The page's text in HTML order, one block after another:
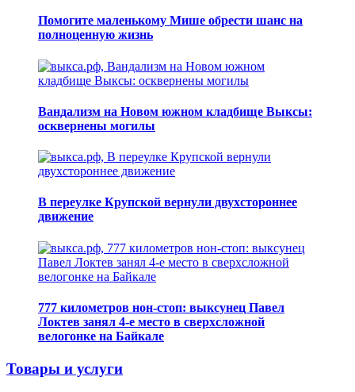
Помогите маленькому Мише обрести шанс на
полноценную жизнь
Вандализм на Новом южном кладбище Выксы:
осквернены могилы
В переулке Крупской вернули двухстороннее
движение
777 километров нон-стоп: выксунец Павел
Локтев занял 4-е место в сверхсложной
велогонке на Байкале
Товары и услуги